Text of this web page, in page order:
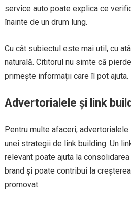
service auto poate explica ce
înainte de un drum lung.
Cu cât subiectul este mai util, cu
naturală. Cititorul nu simte că
primește informații care îl pot ajuta.
Advertorialele și link
Pentru multe afaceri,
unei strategii de link building. Un
relevant poate ajuta la
brand și poate contribui la
promovat.